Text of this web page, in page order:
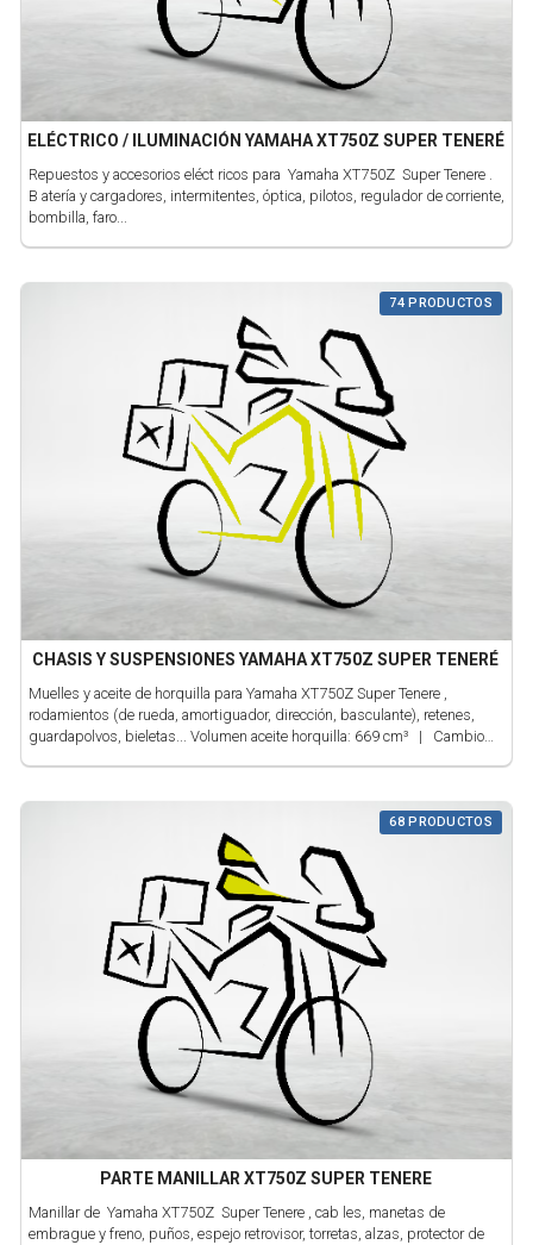
ELÉCTRICO / ILUMINACIÓN YAMAHA XT750Z SUPER TENERÉ
Repuestos y accesorios eléct ricos para Yamaha XT750Z Super Tenere .
B atería y cargadores, intermitentes, óptica, pilotos, regulador de corriente,
bombilla, faro...
74 PRODUCTOS
CHASIS Y SUSPENSIONES YAMAHA XT750Z SUPER TENERÉ
Muelles y aceite de horquilla para Yamaha XT750Z Super Tenere ,
rodamientos (de rueda, amortiguador, dirección, basculante), retenes,
guardapolvos, bieletas... Volumen aceite horquilla: 669 cm³ | Cambio
68 PRODUCTOS
PARTE MANILLAR XT750Z SUPER TENERE
Manillar de Yamaha XT750Z Super Tenere , cab les, manetas de
embrague y freno, puños, espejo retrovisor, torretas, alzas, protector de